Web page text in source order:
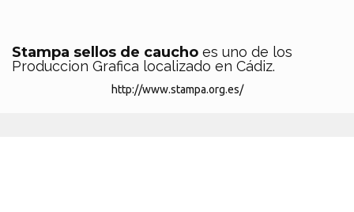
Stampa sellos de caucho es uno de los
Produccion Grafica localizado en Cádiz.
http://www.stampa.org.es/